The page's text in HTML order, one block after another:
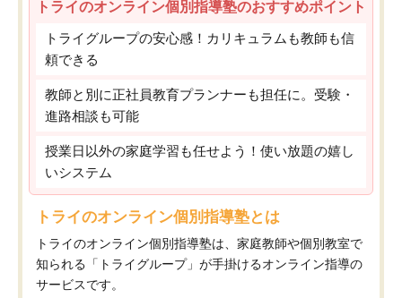
トライのオンライン個別指導塾のおすすめポイント
トライグループの安心感！カリキュラムも教師も信
頼できる
教師と別に正社員教育プランナーも担任に。受験・
進路相談も可能
授業日以外の家庭学習も任せよう！使い放題の嬉し
いシステム
トライのオンライン個別指導塾とは
トライのオンライン個別指導塾は、家庭教師や個別教室で
知られる「トライグループ」が手掛けるオンライン指導の
サービスです。